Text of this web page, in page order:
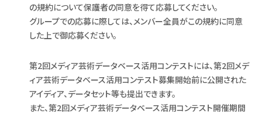
の規約について保護者の同意を得て応募してください。
グループでの応募に際しては、メンバー全員がこの規約に同意
した上で御応募ください。
第2回メディア芸術データベース活用コンテストには、第2回メデ
ィア芸術データベース活用コンテスト募集開始前に公開された
アイディア、データセット等も提出できます。
また、第2回メディア芸術データベース活用コンテスト開催期間